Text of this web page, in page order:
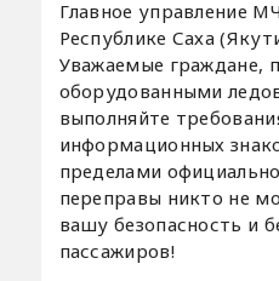
Главное управление
Республике Саха
Уважаемые граждане,
оборудованными
выполняйте
информационных
пределами
переправы никто не
вашу безопасность и
пассажиров!